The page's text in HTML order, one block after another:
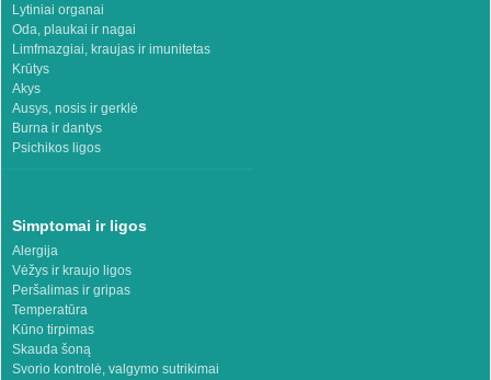
Lytiniai organai
Oda, plaukai ir nagai
Limfmazgiai, kraujas ir imunitetas
Krūtys
Akys
Ausys, nosis ir gerklė
Burna ir dantys
Psichikos ligos
Simptomai ir ligos
Alergija
Vėžys ir kraujo ligos
Peršalimas ir gripas
Temperatūra
Kūno tirpimas
Skauda šoną
Svorio kontrolė, valgymo sutrikimai